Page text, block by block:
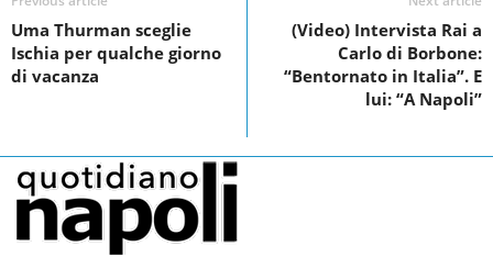
k
n
Uma Thurman sceglie
Ischia per qualche giorno
di vacanza
(Video) Intervista Rai a
Carlo di Borbone:
“Bentornato in Italia”. E
lui: “A Napoli”